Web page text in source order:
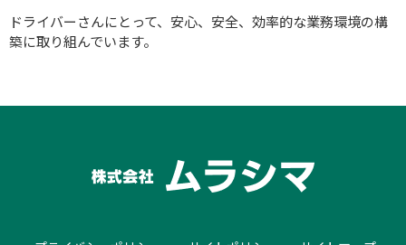
ドライバーさんにとって、安心、安全、効率的な業務環境の構
築に取り組んでいます。